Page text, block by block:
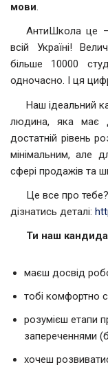
мови.
АнтиШкола це
всій Україні!
більше 10000
одночасно. І ця
Наш ідеальний
людина, яка має
достатній рівень
мінімальним, але
сфері продажів та
Це все про
дізнатись деталі:
Ти наш
маєш досвід
тобі комфортно
розумієш етапи
запереченнями
хочеш